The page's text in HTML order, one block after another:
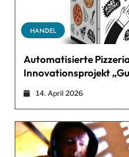
HANDEL
Automatisierte
Innovationsprojekt
14. April 2026